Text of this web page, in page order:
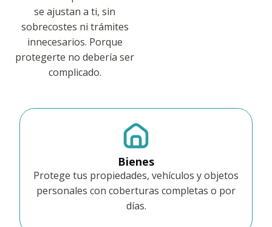
se ajustan a ti, sin
sobrecostes ni trámites
innecesarios. Porque
protegerte no debería ser
complicado.
Bienes
Protege tus propiedades, vehículos y objetos
personales con coberturas completas o por
días.